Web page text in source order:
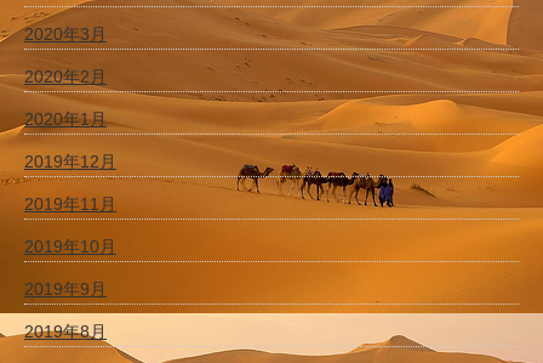
2020年3月
2020年2月
2020年1月
2019年12月
2019年11月
2019年10月
2019年9月
2019年8月